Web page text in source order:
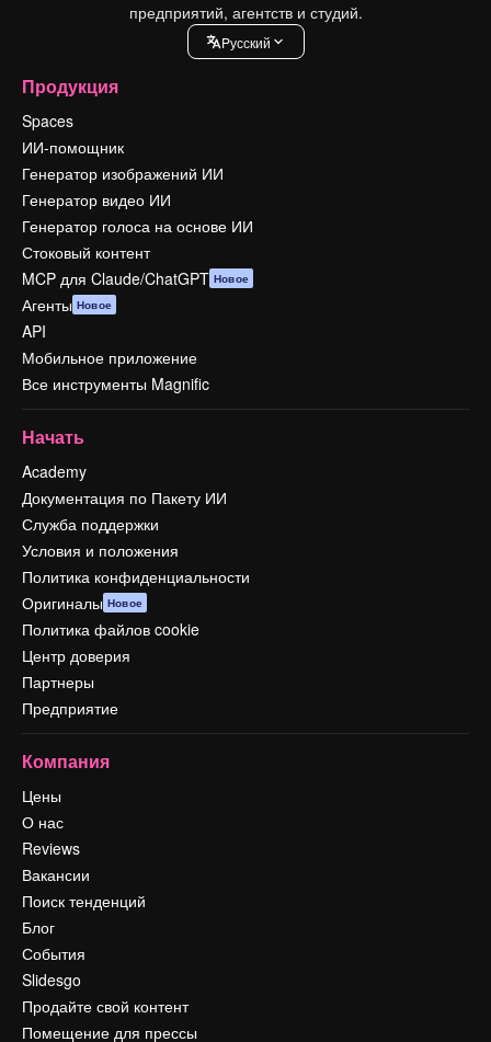
предприятий, агентств и студий.
Pусский
Продукция
Spaces
ИИ-помощник
Генератор изображений ИИ
Генератор видео ИИ
Генератор голоса на основе ИИ
Стоковый контент
MCP для Claude/ChatGPT Новое
Агенты Новое
API
Мобильное приложение
Все инструменты Magnific
Начать
Academy
Документация по Пакету ИИ
Служба поддержки
Условия и положения
Политика конфиденциальности
Оригиналы Новое
Политика файлов cookie
Центр доверия
Партнеры
Предприятие
Компания
Цены
О нас
Reviews
Вакансии
Поиск тенденций
Блог
События
Slidesgo
Продайте свой контент
Помещение для прессы